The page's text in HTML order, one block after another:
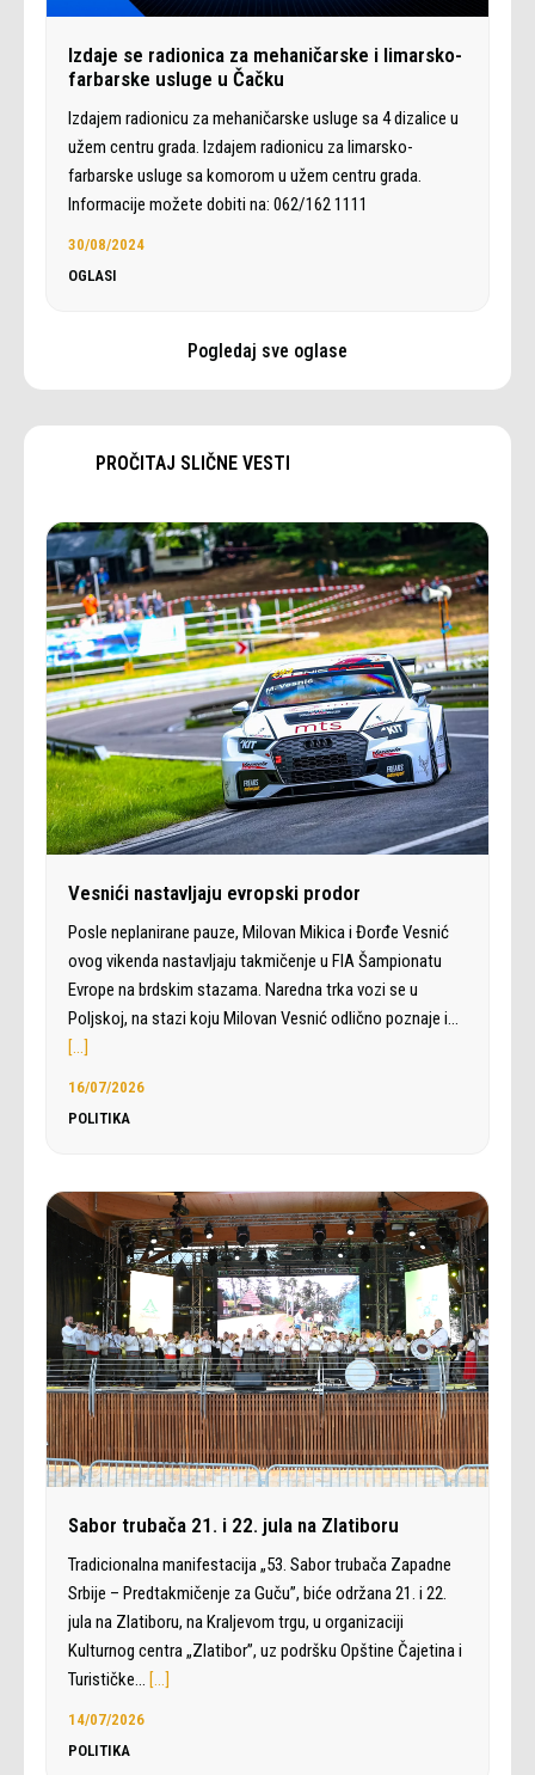
Izdaje se radionica za mehaničarske i limarsko-
farbarske usluge u Čačku
Izdajem radionicu za mehaničarske usluge sa 4 dizalice u
užem centru grada. Izdajem radionicu za limarsko-
farbarske usluge sa komorom u užem centru grada.
Informacije možete dobiti na: 062/162 1111
30/08/2024
OGLASI
Pogledaj sve oglase
PROČITAJ SLIČNE VESTI
Vesnići nastavljaju evropski prodor
Posle neplanirane pauze, Milovan Mikica i Đorđe Vesnić
ovog vikenda nastavljaju takmičenje u FIA Šampionatu
Evrope na brdskim stazama. Naredna trka vozi se u
Poljskoj, na stazi koju Milovan Vesnić odlično poznaje i…
[…]
16/07/2026
POLITIKA
Sabor trubača 21. i 22. jula na Zlatiboru
Tradicionalna manifestacija „53. Sabor trubača Zapadne
Srbije – Predtakmičenje za Guču”, biće održana 21. i 22.
jula na Zlatiboru, na Kraljevom trgu, u organizaciji
Kulturnog centra „Zlatibor”, uz podršku Opštine Čajetina i
Turističke… […]
14/07/2026
POLITIKA